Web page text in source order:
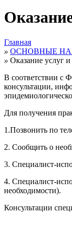
Главная
» ОСНОВНЫЕ
» Оказание услуг
В соответствии с
консультации,
Для получения
1.Позвонить по
2. Сообщить о
3. Специалист-
4. Специалист-
необходимости).
Консультации